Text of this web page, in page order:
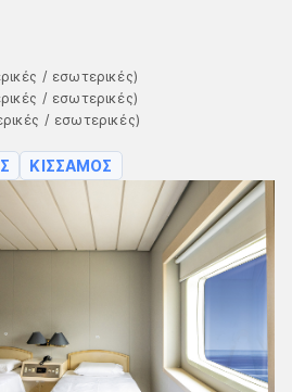
/ εσωτερικές)
/ εσωτερικές)
/ εσωτερικές)
ΚΙΣΣΑΜΟΣ